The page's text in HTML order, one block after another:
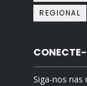
REGIONAL
Siga-nos nas